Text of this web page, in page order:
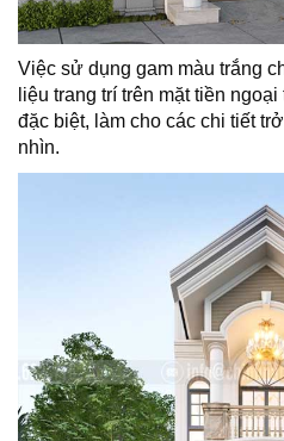
HỆ
Việc sử dụng gam màu trắng
liệu trang trí trên mặt tiền
đặc biệt, làm cho các chi tiết
nhìn.